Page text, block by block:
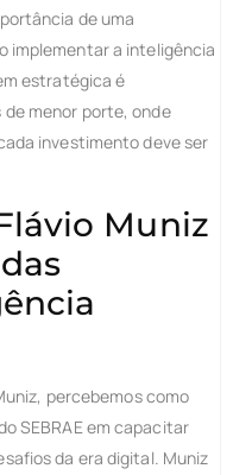
de uma
implementar a inteligência
estratégica é
menor porte, onde
investimento deve ser
Muniz
percebemos como
SEBRAE em capacitar
da era digital. Muniz